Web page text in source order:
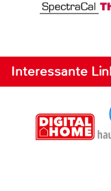
Interessante